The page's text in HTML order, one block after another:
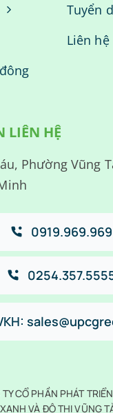
Tuyển
Liên hệ
LIÊN HỆ
Phường Vũng
0919.969.969
CỔ PHẦN PHÁT
XANH VÀ ĐÔ THỊ VŨNG